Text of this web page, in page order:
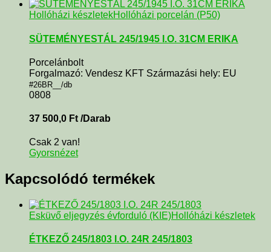
Hollóházi készletekHollóházi porcelán (P50)
SÜTEMÉNYESTÁL 245/1945 I.O. 31CM ERIKA
Porcelánbolt
Forgalmazó: Vendesz KFT Származási hely: EU
#26BR__/db
0808
37 500,0 Ft /Darab
Csak 2 van!
Gyorsnézet
Kapcsolódó termékek
Esküvő eljegyzés évforduló (KIE)Hollóházi készletek
ÉTKEZŐ 245/1803 I.O. 24R 245/1803